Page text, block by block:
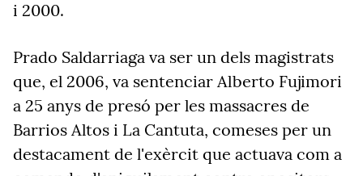
i 2000.
Prado Saldarriaga va ser un dels magistrats
que, el 2006, va sentenciar Alberto Fujimori
a 25 anys de presó per les massacres de
Barrios Altos i La Cantuta, comeses per un
destacament de l'exèrcit que actuava com a